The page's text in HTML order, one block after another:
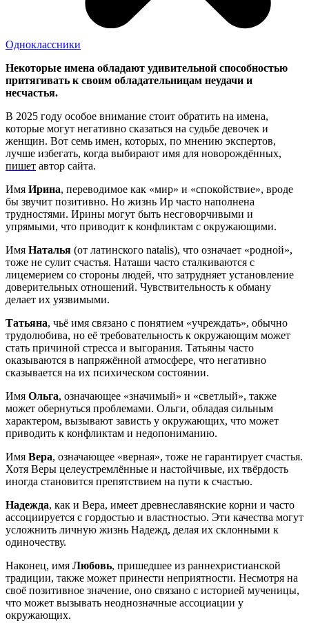
Одноклассники
Некоторые имена обладают удивительной способностью
притягивать к своим обладательницам неудачи и
несчастья.
В 2025 году особое внимание стоит обратить на имена,
которые могут негативно сказаться на судьбе девочек и
женщин. Вот семь имен, которых, по мнению экспертов,
лучше избегать, когда выбирают имя для новорождённых,
пишет автор сайта.
Имя Ирина, переводимое как «мир» и «спокойствие», вроде
бы звучит позитивно. Но жизнь Ир часто наполнена
трудностями. Ирины могут быть несговорчивыми и
упрямыми, что приводит к конфликтам с окружающими.
Имя Наталья (от латинского natalis), что означает «родной»,
тоже не сулит счастья. Наташи часто сталкиваются с
лицемерием со стороны людей, что затрудняет установление
доверительных отношений. Чувствительность к обману
делает их уязвимыми.
Татьяна, чьё имя связано с понятием «учреждать», обычно
трудолюбива, но её требовательность к окружающим может
стать причиной стресса и выгорания. Татьяны часто
оказываются в напряжённой атмосфере, что негативно
сказывается на их психическом состоянии.
Имя Ольга, означающее «значимый» и «светлый», также
может обернуться проблемами. Ольги, обладая сильным
характером, вызывают зависть у окружающих, что может
приводить к конфликтам и недопониманию.
Имя Вера, означающее «верная», тоже не гарантирует счастья.
Хотя Веры целеустремлённые и настойчивые, их твёрдость
иногда становится препятствием на пути к счастью.
Надежда, как и Вера, имеет древнеславянские корни и часто
ассоциируется с гордостью и властностью. Эти качества могут
усложнить личную жизнь Надежд, делая их склонными к
одиночеству.
Наконец, имя Любовь, пришедшее из раннехристианской
традиции, также может принести неприятности. Несмотря на
своё позитивное значение, оно связано с историей мученицы,
что может вызывать неоднозначные ассоциации у
окружающих.